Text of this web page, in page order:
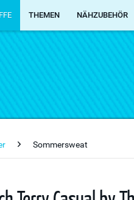
THEMEN NÄHZUBEHÖR
Sommersweat